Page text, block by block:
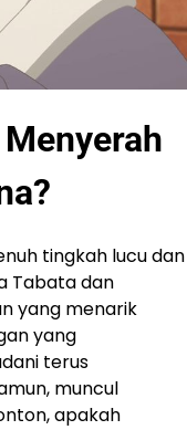
tingkah lucu dan
Tabata dan
yang menarik
yang
terus
muncul
apakah